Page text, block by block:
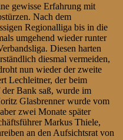
gewisse Erfahrung mit
Nach dem
Regionalliga bis in die
umgehend wieder runter
Diesen harten
diesmal vermeiden,
nun wieder der zweite
Lechleitner, der beim
Bank saß, wurde im
Glasbrenner wurde vom
zwei Monate später
Markus Thiele,
an den Aufsichtsrat von